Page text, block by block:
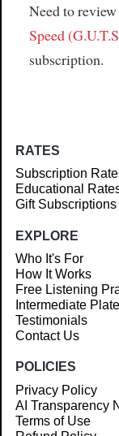
Need to
Speed
subscription.
RATES
Subscription
Educational
Gift Subscriptions
EXPLORE
Who It's For
How It Works
Free Listening
Intermediate
Testimonials
Contact Us
POLICIES
Privacy Policy
AI Transparency
Terms of Use